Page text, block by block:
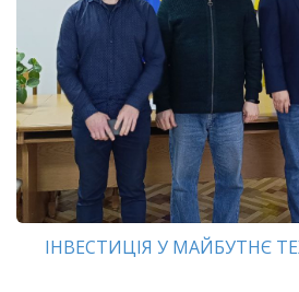
ІНВЕСТИЦІЯ У МАЙБУТНЄ